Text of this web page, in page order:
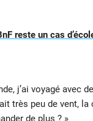
reste un cas
j’ai voyagé avec
très peu de vent,
de plus ? »